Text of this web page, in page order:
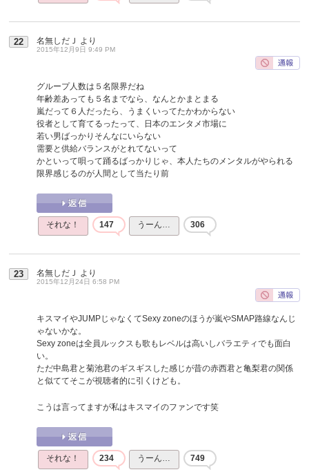
22 名無しだＪ より
2015年12月9日 9:49 PM
グループ人数は５名限界だね
年齢差あっても５名までなら、なんとかまとまる
嵐だって６人だったら、うまくいってたかわからない
役者として育てるったって、日本のエンタメ市場に
若い男ばっかりそんなにいらない
需要と供給バランスがとれてないって
かといって唄って踊るばっかりじゃ、本人たちのメンタルがやられる
限界感じるのが人間として当たり前
それな！ 147 うーん… 306
23 名無しだＪ より
2015年12月24日 6:58 PM
キスマイやJUMPじゃなくてSexy zoneのほうが嵐やSMAP路線なんじ
ゃないかな。
Sexy zoneは全員ルックスも歌もレベルは高いしバラエティでも面白
い。
ただ中島君と菊池君のギスギスした感じが昔の赤西君と亀梨君の関係
と似ててそこが視聴者的に引くけども。
こうは言ってますが私はキスマイのファンです笑
それな！ 234 うーん… 749